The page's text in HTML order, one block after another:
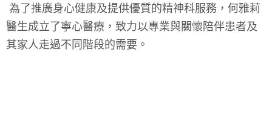
​​ 為了推廣身心健康及提供優質的精神科服務，何雅莉
醫生成立了寧心醫療，致力以專業與關懷陪伴患者及
其家人走過不同階段的需要。